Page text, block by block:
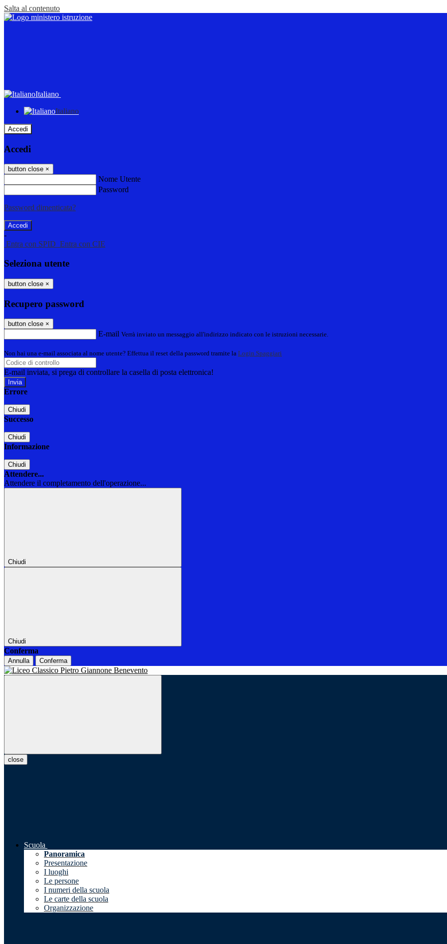
Salta al contenuto
Italiano
Italiano
Accedi
Accedi
button close ×
Nome Utente
Password
Password dimenticata?
-
Entra con SPID Entra con CIE
Seleziona utente
button close ×
Recupero password
button close ×
E-mail Verrà inviato un messaggio all'indirizzo indicato con le istruzioni necessarie.
Non hai una e-mail associata al nome utente? Effettua il reset della password tramite la Login Spaggiari
E-mail inviata, si prega di controllare la casella di posta elettronica!
Errore
Chiudi
Successo
Chiudi
Informazione
Chiudi
Attendere...
Attendere il completamento dell'operazione...
Chiudi
Chiudi
Conferma
Annulla Conferma
close
Scuola
Panoramica
Presentazione
I luoghi
Le persone
I numeri della scuola
Le carte della scuola
Organizzazione